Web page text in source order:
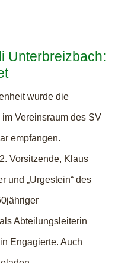
Unterbreizbach:
wurde die
Vereinsraum des SV
empfangen.
Vorsitzende, Klaus
und „Urgestein“ des
Abteilungsleiterin
Engagierte. Auch